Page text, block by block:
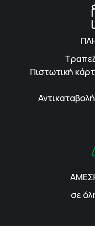
Πιστωτική
σε